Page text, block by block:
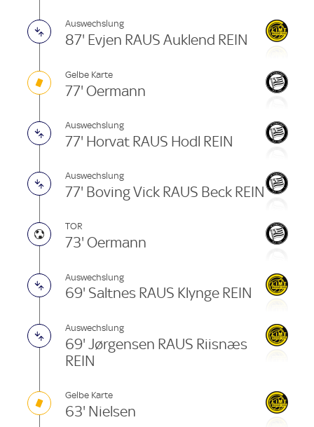
Auswechslung
87' Evjen RAUS Auklend REIN
Gelbe Karte
77' Oermann
Auswechslung
77' Horvat RAUS Hodl REIN
Auswechslung
77' Boving Vick RAUS Beck REIN
TOR
73' Oermann
Auswechslung
69' Saltnes RAUS Klynge REIN
Auswechslung
69' Jørgensen RAUS Riisnæs
REIN
Gelbe Karte
63' Nielsen